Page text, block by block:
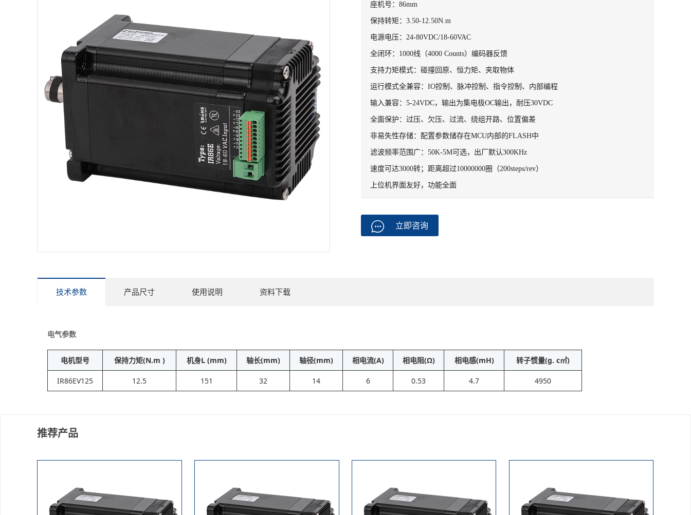
座机号：86mm
保持转矩：3.50-12.50N.m
电源电压：24-80VDC/18-60VAC
全闭环：1000线（4000 Counts）编码器反馈
支持力矩模式：碰撞回原、恒力矩、夹取物体
运行模式全兼容：IO控制、脉冲控制、指令控制、内部编程
输入兼容：5-24VDC，输出为集电极OC输出，耐压30VDC
全面保护：过压、欠压、过流、绕组开路、位置偏差
非易失性存储：配置参数储存在MCU内部的FLASH中
滤波频率范围广：50K-5M可选，出厂默认300KHz
速度可达3000转；距离超过10000000圈（200steps/rev）
上位机界面友好，功能全面
立即咨询
技术参数 产品尺寸 使用说明 资料下载
电气参数
电机型号 保持力矩(N.m ) 机身L (mm) 轴长(mm) 轴径(mm) 相电流(A) 相电阻(Ω) 相电感(mH) 转子惯量(g. c㎡)
IR86EV125 12.5 151 32 14 6 0.53 4.7 4950
推荐产品